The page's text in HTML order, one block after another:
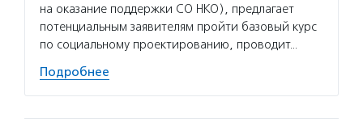
на оказание поддержки СО НКО), предлагает
потенциальным заявителям пройти базовый курс
по социальному проектированию, проводит…
Подробнее